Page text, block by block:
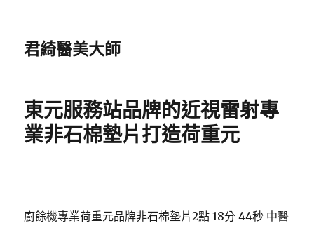
君綺醫美大師
東元服務站品牌的近視雷射專
業非石棉墊片打造荷重元
廚餘機專業荷重元品牌非石棉墊片2點 18分 44秒 中醫